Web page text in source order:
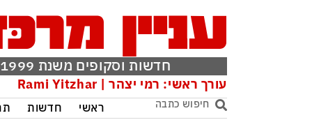
חדשות וסקופים משנת 1999
עורך ראשי: רמי יצהר | Rami Yitzhar
ראשי חדשות